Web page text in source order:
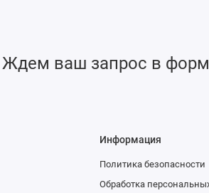
Ждем ваш запрос в
Информация
Политика безопасности
Обработка